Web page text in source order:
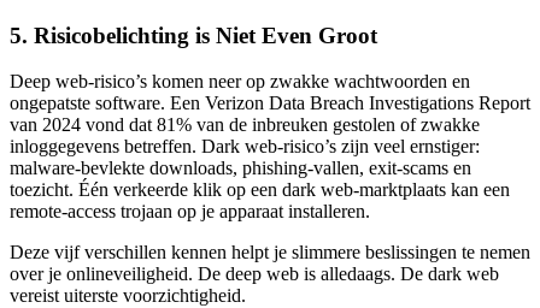
5. Risicobelichting is Niet Even Groot
Deep web-risico’s komen neer op zwakke wachtwoorden en
ongepatste software. Een Verizon Data Breach Investigations Report
van 2024 vond dat 81% van de inbreuken gestolen of zwakke
inloggegevens betreffen. Dark web-risico’s zijn veel ernstiger:
malware-bevlekte downloads, phishing-vallen, exit-scams en
toezicht. Één verkeerde klik op een dark web-marktplaats kan een
remote-access trojaan op je apparaat installeren.
Deze vijf verschillen kennen helpt je slimmere beslissingen te nemen
over je onlineveiligheid. De deep web is alledaags. De dark web
vereist uiterste voorzichtigheid.